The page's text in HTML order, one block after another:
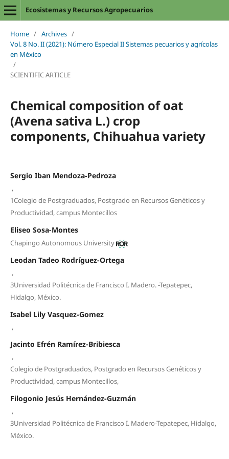
Ecosistemas y Recursos Agropecuarios
Home / Archives /
Vol. 8 No. II (2021): Número Especial II Sistemas pecuarios y agrícolas
en México
/
SCIENTIFIC ARTICLE
Chemical composition of oat
(Avena sativa L.) crop
components, Chihuahua variety
Sergio Iban Mendoza-Pedroza
,
1Colegio de Postgraduados, Postgrado en Recursos Genéticos y
Productividad, campus Montecillos
Eliseo Sosa-Montes
Chapingo Autonomous University
Leodan Tadeo Rodríguez-Ortega
,
3Universidad Politécnica de Francisco I. Madero. -Tepatepec,
Hidalgo, México.
Isabel Lily Vasquez-Gomez
,
Jacinto Efrén Ramírez-Bribiesca
,
Colegio de Postgraduados, Postgrado en Recursos Genéticos y
Productividad, campus Montecillos,
Filogonio Jesús Hernández-Guzmán
,
3Universidad Politécnica de Francisco I. Madero-Tepatepec, Hidalgo,
México.